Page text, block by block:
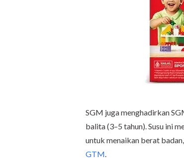
SGM juga menghadirkan
balita (3–5 tahun). Susu ini
untuk menaikan berat
GTM.